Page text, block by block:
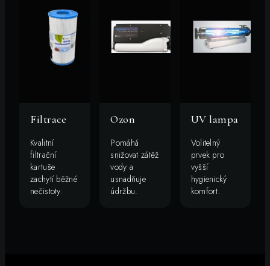
Filtrace
Kvalitní
filtrační
kartuše
zachytí běžné
nečistoty.
Ozon
Pomáhá
snižovat zátěž
vody a
usnadňuje
údržbu.
UV lampa
Volitelný
prvek pro
vyšší
hygienický
komfort.